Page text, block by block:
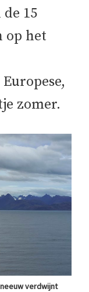
15
op het
zomer.
verdwijnt